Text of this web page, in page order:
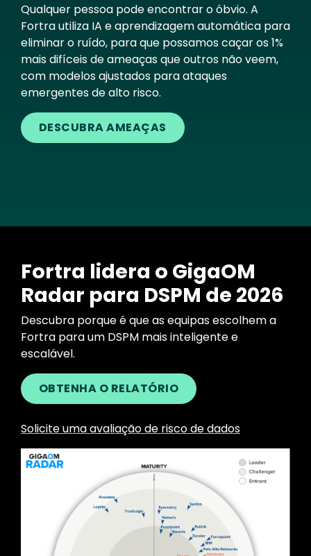
Qualquer pessoa pode encontrar o óbvio. A
Fortra utiliza IA e aprendizagem automática para
eliminar o ruído, para que possamos caçar os 1%
mais difíceis de ameaças que outros não veem,
com modelos ajustados para ataques
emergentes de alto risco.
DESCUBRA AMEAÇAS
Fortra lidera o GigaOM
Radar para DSPM de 2026
Descubra porque é que as equipas escolhem a
Fortra para um DSPM mais inteligente e
escalável.
OBTENHA O RELATÓRIO
Solicite uma avaliação de risco de dados
Image